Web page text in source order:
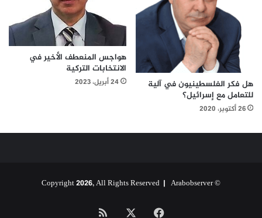
هل فكر الفلسطينيون في آلية
للتعامل مع إسرائيل؟
26 أكتوبر، 2020
هواجس المنعطف الأخير في
الانتخابات التركية
24 أبريل، 2023
© Copyright 2026, All Rights Reserved |
Arabobserver
فيسبوك